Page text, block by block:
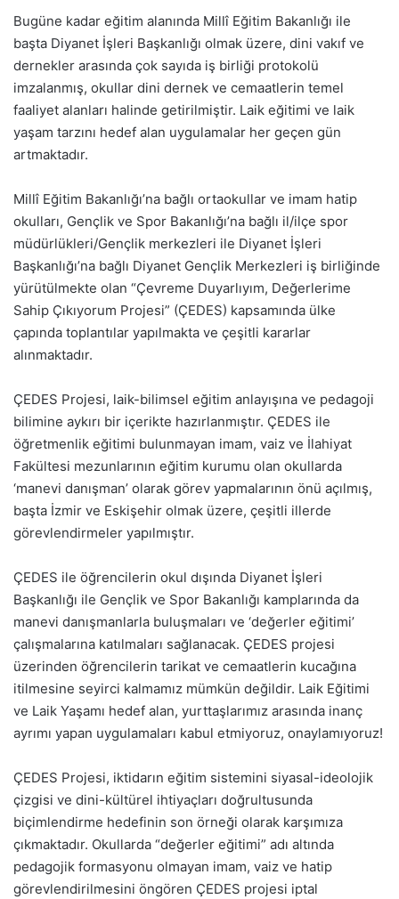
Bugüne kadar eğitim alanında Millî Eğitim Bakanlığı ile
başta Diyanet İşleri Başkanlığı olmak üzere, dini vakıf ve
dernekler arasında çok sayıda iş birliği protokolü
imzalanmış, okullar dini dernek ve cemaatlerin temel
faaliyet alanları halinde getirilmiştir. Laik eğitimi ve laik
yaşam tarzını hedef alan uygulamalar her geçen gün
artmaktadır.
Millî Eğitim Bakanlığı’na bağlı ortaokullar ve imam hatip
okulları, Gençlik ve Spor Bakanlığı’na bağlı il/ilçe spor
müdürlükleri/Gençlik merkezleri ile Diyanet İşleri
Başkanlığı’na bağlı Diyanet Gençlik Merkezleri iş birliğinde
yürütülmekte olan “Çevreme Duyarlıyım, Değerlerime
Sahip Çıkıyorum Projesi” (ÇEDES) kapsamında ülke
çapında toplantılar yapılmakta ve çeşitli kararlar
alınmaktadır.
ÇEDES Projesi, laik-bilimsel eğitim anlayışına ve pedagoji
bilimine aykırı bir içerikte hazırlanmıştır. ÇEDES ile
öğretmenlik eğitimi bulunmayan imam, vaiz ve İlahiyat
Fakültesi mezunlarının eğitim kurumu olan okullarda
‘manevi danışman’ olarak görev yapmalarının önü açılmış,
başta İzmir ve Eskişehir olmak üzere, çeşitli illerde
görevlendirmeler yapılmıştır.
ÇEDES ile öğrencilerin okul dışında Diyanet İşleri
Başkanlığı ile Gençlik ve Spor Bakanlığı kamplarında da
manevi danışmanlarla buluşmaları ve ‘değerler eğitimi’
çalışmalarına katılmaları sağlanacak. ÇEDES projesi
üzerinden öğrencilerin tarikat ve cemaatlerin kucağına
itilmesine seyirci kalmamız mümkün değildir. Laik Eğitimi
ve Laik Yaşamı hedef alan, yurttaşlarımız arasında inanç
ayrımı yapan uygulamaları kabul etmiyoruz, onaylamıyoruz!
ÇEDES Projesi, iktidarın eğitim sistemini siyasal-ideolojik
çizgisi ve dini-kültürel ihtiyaçları doğrultusunda
biçimlendirme hedefinin son örneği olarak karşımıza
çıkmaktadır. Okullarda “değerler eğitimi” adı altında
pedagojik formasyonu olmayan imam, vaiz ve hatip
görevlendirilmesini öngören ÇEDES projesi iptal